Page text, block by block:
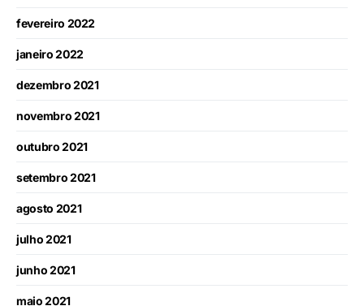
fevereiro 2022
janeiro 2022
dezembro 2021
novembro 2021
outubro 2021
setembro 2021
agosto 2021
julho 2021
junho 2021
maio 2021